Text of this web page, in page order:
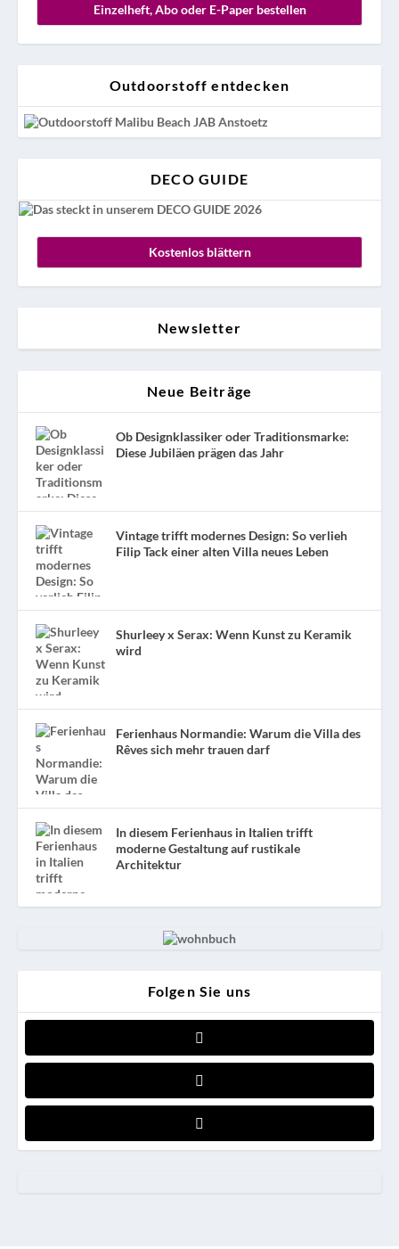
Einzelheft, Abo oder E-Paper bestellen
Outdoorstoff entdecken
DECO GUIDE
Kostenlos blättern
Newsletter
Neue Beiträge
Ob Designklassiker oder Traditionsmarke:
Diese Jubiläen prägen das Jahr
Vintage trifft modernes Design: So verlieh
Filip Tack einer alten Villa neues Leben
Shurleey x Serax: Wenn Kunst zu Keramik
wird
Ferienhaus Normandie: Warum die Villa des
Rêves sich mehr trauen darf
In diesem Ferienhaus in Italien trifft
moderne Gestaltung auf rustikale
Architektur
Folgen Sie uns